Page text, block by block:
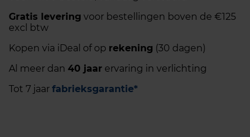
Gratis levering voor bestellingen boven de €125
excl btw
Kopen via iDeal of op rekening (30 dagen)
Al meer dan 40 jaarervaring in verlichting
Tot 7 jaar fabrieksgarantie*